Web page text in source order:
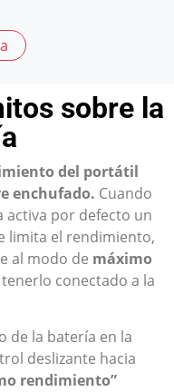
sobre la
del portátil
enchufado. Cuando
activa por defecto un
limita el rendimiento,
al modo de máximo
conectado a la
de la batería en la
deslizante hacia
rendimiento”